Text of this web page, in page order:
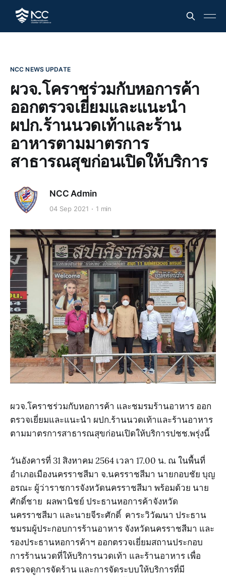
NCC NEWS UPDATE
ผวจ.โคราชร่วมกับหอการค้า
ออกตรวจเยี่ยมและแนะนำ
ผปก.ร้านนวดเท้าและร้าน
อาหารตามมาตรการ
สาธารณสุขก่อนเปิดให้บริการ
NCC Admin
04 Sep 2021 1 min
ผวจ.โคราชร่วมกับหอการค้า และชมรมร้านอาหาร ออก
ตรวจเยี่ยมและแนะนำ ผปก.ร้านนวดเท้าและร้านอาหาร
ตามมาตรการสาธารณสุขก่อนเปิดให้บริการปชช.พรุ่งนี้
วันอังคารที่ 31 สิงหาคม 2564 เวลา 17.00 น. ณ ในพื้นที่
อำเภอเมืองนครราชสีมา จ.นครราชสีมา นายกอบชัย บุญ
อรณะ ผู้ว่าราชการจังหวัดนครราชสีมา พร้อมด้วย นาย
ศักดิ์ชาย ผลพานิชย์ ประธานหอการค้าจังหวัด
นครราชสีมา และนายจีระศักดิ์ คาระวิวัฒนา ประธาน
ชมรมผู้ประกอบการร้านอาหาร จังหวัดนครราชสีมา และ
รองประธานหอการค้าฯ ออกตรวจเยี่ยมสถานประกอบ
การร้านนวดที่ให้บริการนวดเท้า และร้านอาหาร เพื่อ
ตรวจดูการจัดร้าน และการจัดระบบให้บริการที่มี